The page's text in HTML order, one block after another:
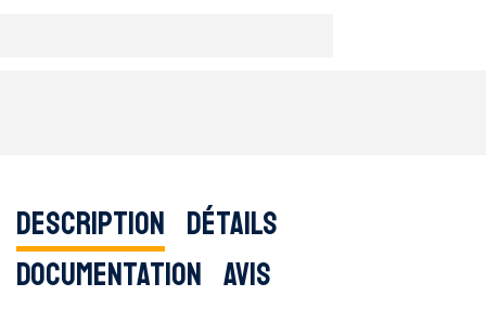
Description Détails
Documentation Avis